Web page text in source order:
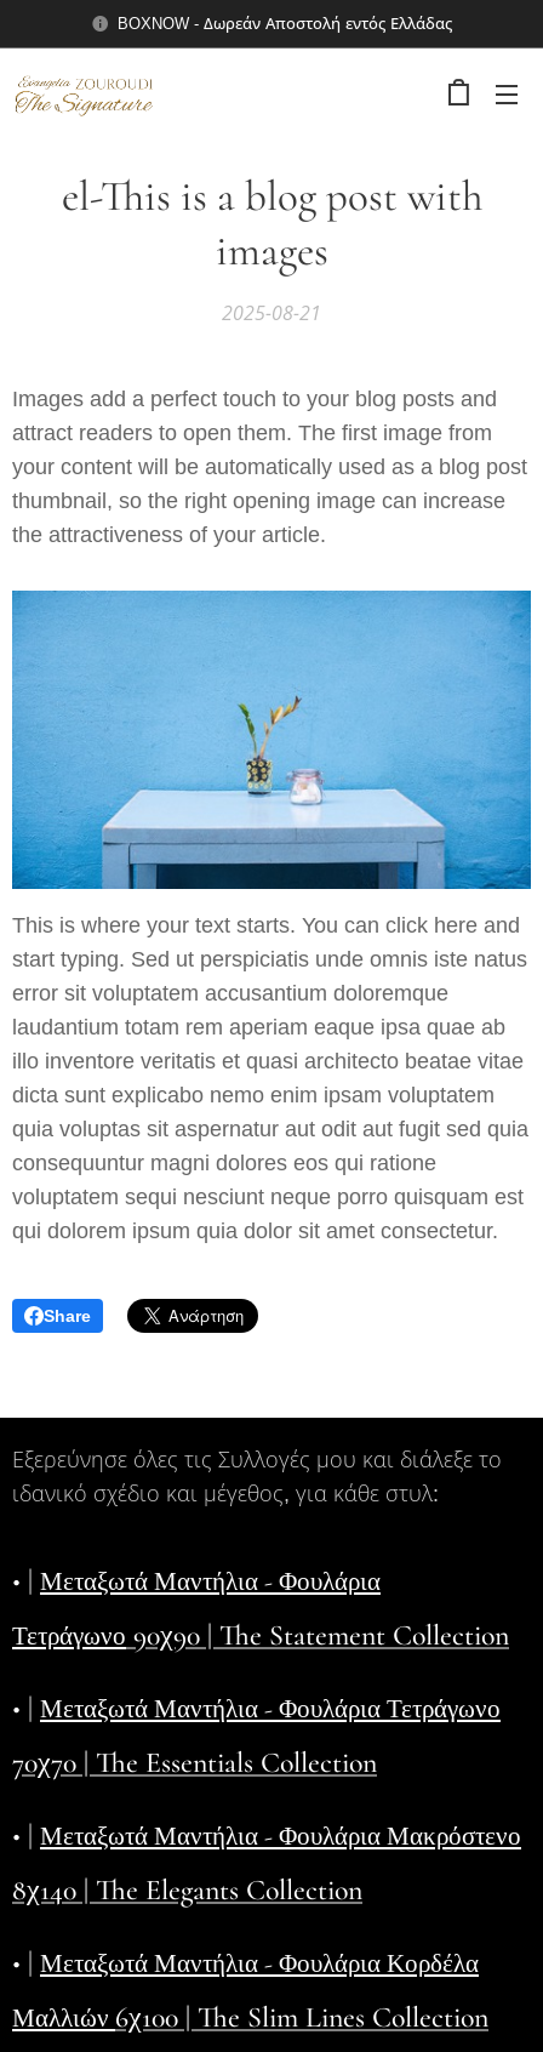
BOXNOW - Δωρεάν Αποστολή εντός Ελλάδας
el-This is a blog post with
images
2025-08-21
Images add a perfect touch to your blog posts and
attract readers to open them. The first image from
your content will be automatically used as a blog post
thumbnail, so the right opening image can increase
the attractiveness of your article.
This is where your text starts. You can click here and
start typing. Sed ut perspiciatis unde omnis iste natus
error sit voluptatem accusantium doloremque
laudantium totam rem aperiam eaque ipsa quae ab
illo inventore veritatis et quasi architecto beatae vitae
dicta sunt explicabo nemo enim ipsam voluptatem
quia voluptas sit aspernatur aut odit aut fugit sed quia
consequuntur magni dolores eos qui ratione
voluptatem sequi nesciunt neque porro quisquam est
qui dolorem ipsum quia dolor sit amet consectetur.
Share
Εξερεύνησε όλες τις Συλλογές μου και διάλεξε το
ιδανικό σχέδιο και μέγεθος, για κάθε στυλ:
• | Μεταξωτά Μαντήλια - Φουλάρια
Τετράγωνο 90χ90 | The Statement Collection
• | Μεταξωτά Μαντήλια - Φουλάρια Τετράγωνο
70χ70 | The Essentials Collection
• | Μεταξωτά Μαντήλια - Φουλάρια Μακρόστενο
8χ140 | The Elegants Collection
• | Μεταξωτά Μαντήλια - Φουλάρια Κορδέλα
Μαλλιών 6χ100 | The Slim Lines Collection